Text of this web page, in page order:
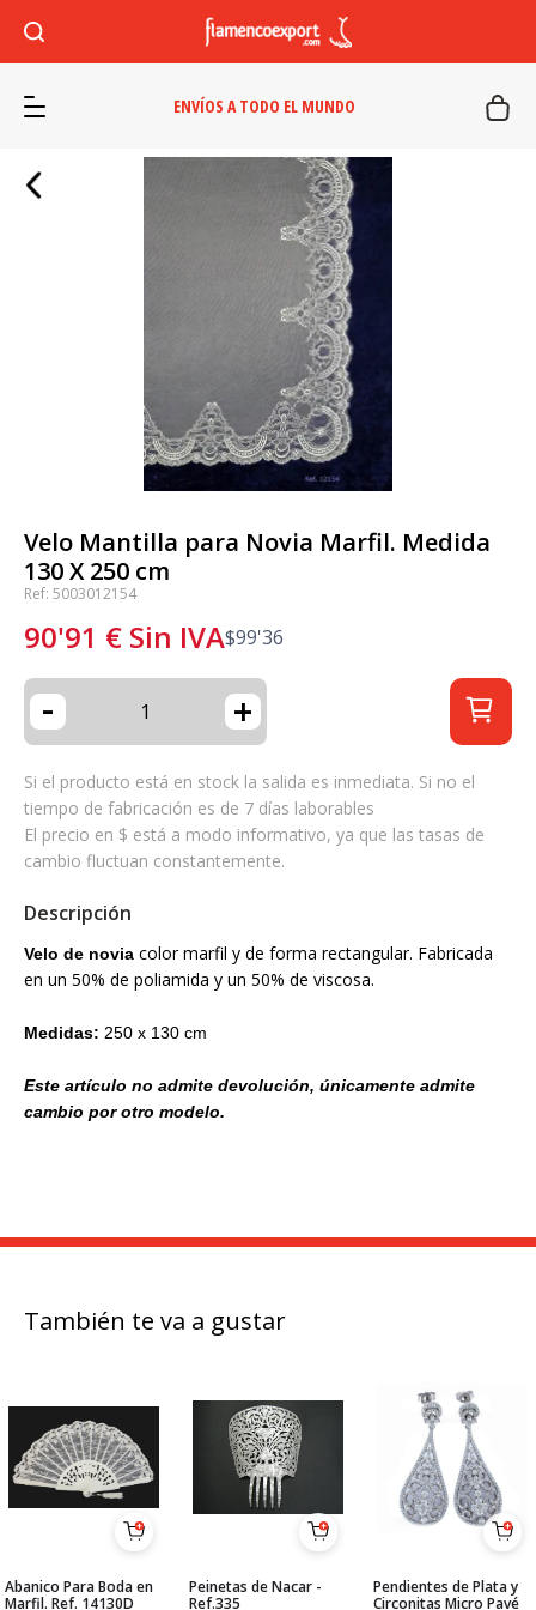
ENVÍOS A TODO EL MUNDO
Velo Mantilla para Novia Marfil. Medida
130 X 250 cm
Ref: 5003012154
90'91 € Sin IVA$99'36
- +
Si el producto está en stock la salida es inmediata. Si no el
tiempo de fabricación es de 7 días laborables
El precio en $ está a modo informativo, ya que las tasas de
cambio fluctuan constantemente.
Descripción
Velo de novia color marfil y de forma rectangular. Fabricada
en un 50% de poliamida y un 50% de viscosa.
Medidas: 250 x 130 cm
Este artículo no admite devolución, únicamente admite
cambio por otro modelo.
También te va a gustar
Abanico Para Boda en
Marfil. Ref. 14130D
Peinetas de Nacar -
Ref.335
Pendientes de Plata y
Circonitas Micro Pavé